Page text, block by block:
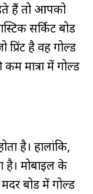
हैं तो आपको
सर्किट बोर्ड
प्रिंट है वह गोल्ड
कम मात्रा में गोल्ड
है। हालांकि,
है। मोबाइल के
बोर्ड में गोल्ड